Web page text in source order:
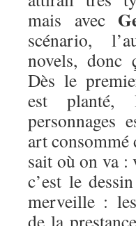
mais avec
scénario,
novels, donc
Dès le
est planté,
personnages
art consommé
sait où on va :
c’est le
merveille :
de la